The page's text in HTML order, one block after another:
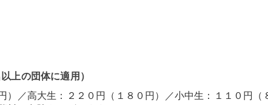
上の団体に適用）
）／高大生：２２０円（１８０円）／小中生：１１０円（